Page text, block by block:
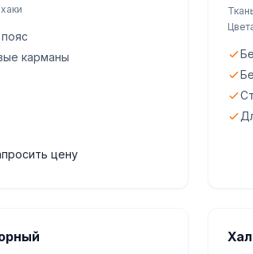
карманы
цену